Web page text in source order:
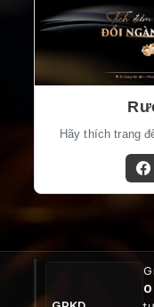
Hãy thích trang